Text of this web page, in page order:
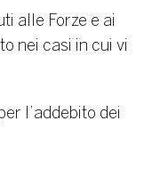
alle Forze e ai
nei casi in cui vi
l’addebito dei